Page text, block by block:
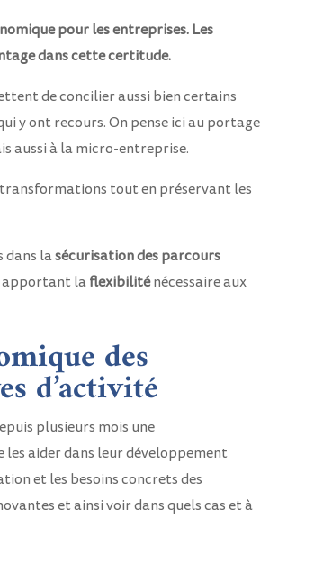
pour les entreprises. Les
dans cette certitude.
de concilier aussi bien certains
y ont recours. On pense ici au portage
aussi à la micro-entreprise.
transformations tout en préservant les
dans lasécurisation des parcours
apportant laflexibiliténécessaire aux
des
d’activité
plusieurs mois une
les aider dans leur développement
et les besoins concrets des
et ainsi voir dans quels cas et à